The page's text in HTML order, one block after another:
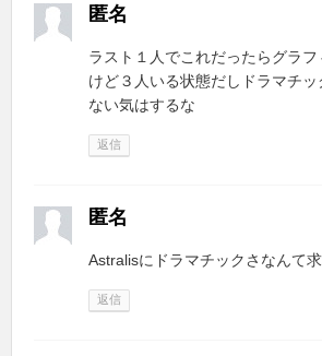
匿名
ラスト１人でこれだったらグラ
けど３人いる状態だしドラマチッ
ない気はするな
返信
匿名
Astralisにドラマチックさなんて
返信